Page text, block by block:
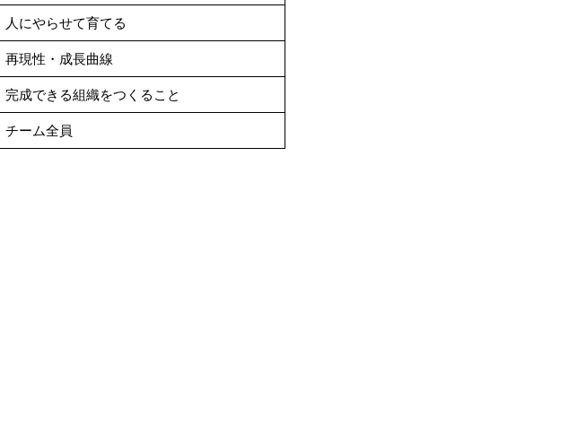
人にやらせて育てる
再現性・成長曲線
完成できる組織をつくること
チーム全員